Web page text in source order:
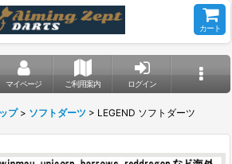
カート
マイページ ご利用案内 ログイン
プ > ソフトダーツ > LEGEND ソフトダーツ